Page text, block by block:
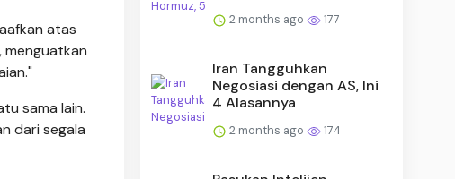
atas
menguatkan
sama lain.
dari segala
2 months ago 177
Iran Tangguhkan
Negosiasi dengan AS, Ini
4 Alasannya
2 months ago 174